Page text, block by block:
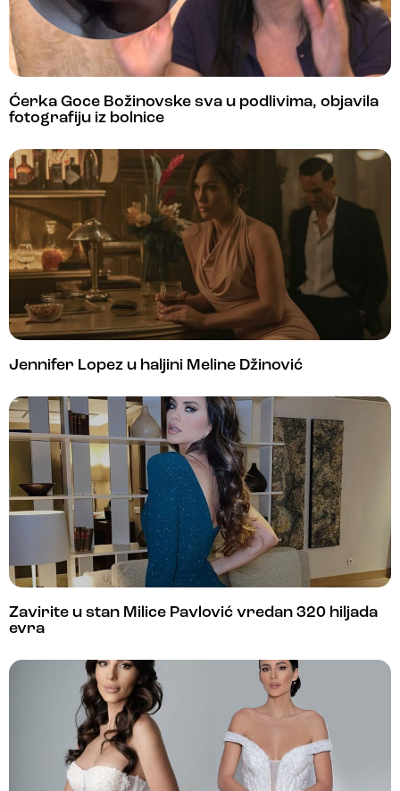
Ćerka Goce Božinovske sva u podlivima, objavila
fotografiju iz bolnice
Jennifer Lopez u haljini Meline Džinović
Zavirite u stan Milice Pavlović vredan 320 hiljada
evra